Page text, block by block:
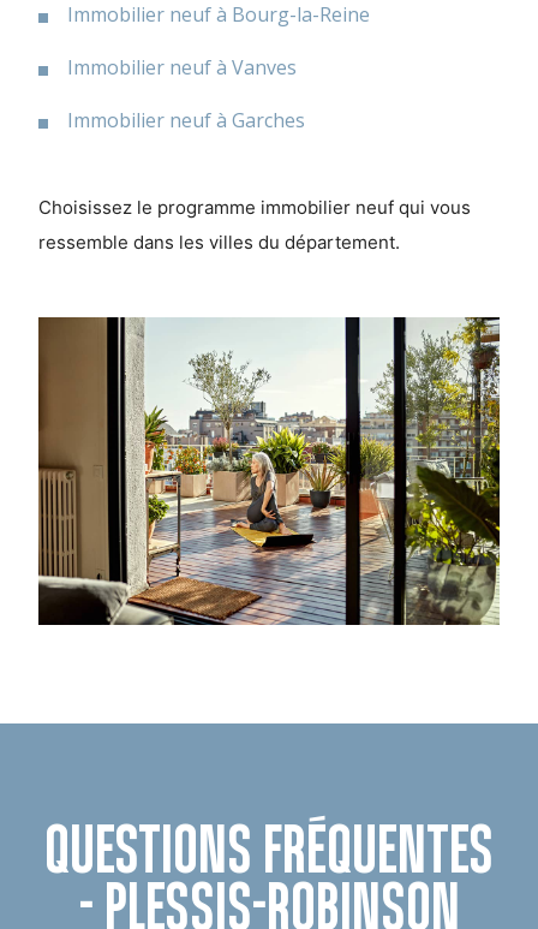
Immobilier neuf à Bourg-la-Reine
Immobilier neuf à Vanves
Immobilier neuf à Garches
Choisissez le programme immobilier neuf qui vous
ressemble dans les villes du département.
QUESTIONS FRÉQUENTES
- PLESSIS-ROBINSON